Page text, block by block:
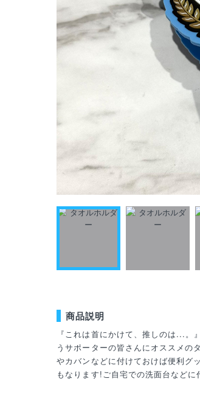
商品説明
『これは首にかけて、推しのは...。
うサポーターの皆さんにオススメの
やカバンなどに付けておけば便利グ
もなります!ご自宅での洗面台などに